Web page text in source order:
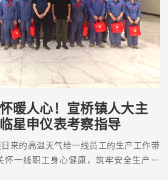
暖人心！宣桥镇人大主
星申仪表考察指导
来的高温天气给一线员工的生产工作带
怀一线职工身心健康，筑牢安全生产防